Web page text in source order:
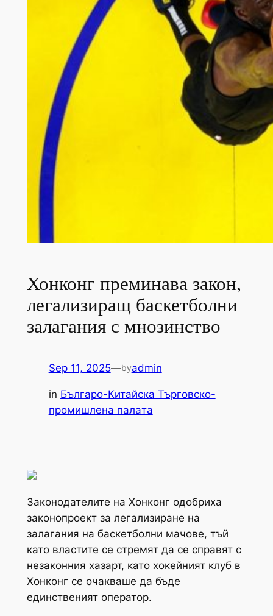
Хонконг преминава закон,
легализиращ баскетболни
залагания с мнозинство
Sep 11, 2025—byadmin
in Българо-Китайска Търговско-
промишлена палaта
Законодателите на Хонконг одобриха
законопроект за легализиране на
залагания на баскетболни мачове, тъй
като властите се стремят да се справят с
незаконния хазарт, като хокейният клуб в
Хонконг се очакваше да бъде
единственият оператор.